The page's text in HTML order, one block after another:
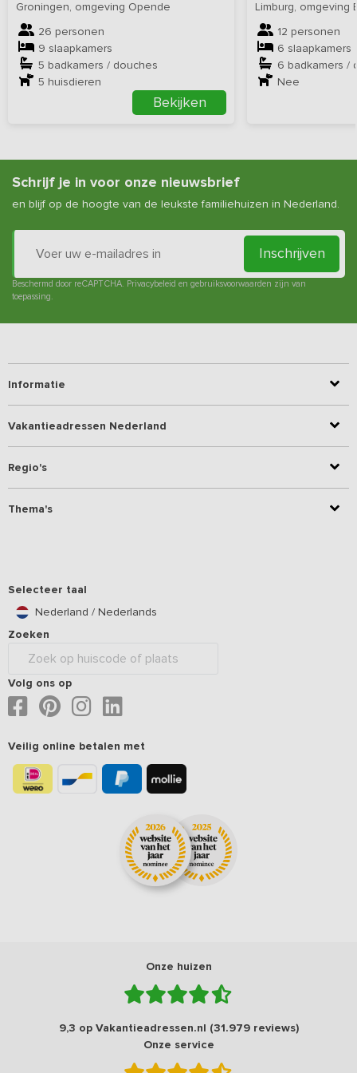
Groningen, omgeving Opende
26 personen
9 slaapkamers
5 badkamers / douches
5 huisdieren
Bekijken
Limburg, omgeving
12 personen
6 slaapkamers
6 badkamers /
Nee
Schrijf je in voor onze nieuwsbrief
en blijf op de hoogte van de leukste familiehuizen in Nederland.
Inschrijven
Beschermd door reCAPTCHA. Privacybeleid en gebruiksvoorwaarden zijn van
toepassing.
Informatie
Vakantieadressen Nederland
Regio's
Thema's
Selecteer taal
Nederland / Nederlands
Zoeken
Volg ons op
Veilig online betalen met
Onze huizen
9,3 op Vakantieadressen.nl (31.979 reviews)
Onze service